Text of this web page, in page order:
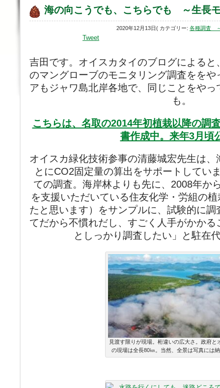
海の向こうでも、こちらでも ～生長
2020年12月13日( カテゴリー: 各種調査
Tweet
吉田です。オイスカタイのブログによる
のマングローブのモニタリング調査をを
アもジャワ島北岸各地で、同じことをや
も。
こちらは、名取の2014年初植栽以降の調
書作成中。来年3月頃
オイスカ緑化技術参事の清藤城宏先生は
とにCO2固定量の算出をサポートしてい
ての調査。海岸林よりも先に、2008年か
を支援いただいている住友化学・労組の
たと思います）をサンプルに、試験的に
てだから不慣れだし、すごく人手がかか
としっかり調査したい」と駐在
見渡す限りが現場。桁違いの広大さ。政府と
の現場は全長80㎞。当然、全景は写真には